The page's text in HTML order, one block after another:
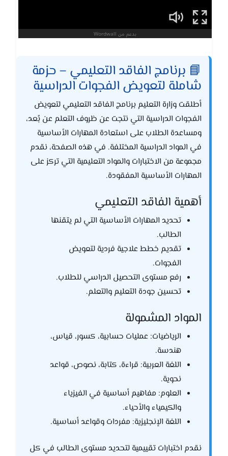
📘 برنامج الفاقد التعليمي – حزمة
شاملة لتعويض الفجوات الدراسية
أطلقت وزارة التعليم برنامج الفاقد التعليمي لتعويض
الفجوات الدراسية التي نتجت عن ظروف التعلم عن بُعد،
ومساعدة الطلاب على استعادة المهارات الأساسية
في المواد الدراسية المختلفة. في هذه الصفحة، نقدم
مجموعة من الاختبارات والمواد التعليمية التي تركز على
المهارات الأساسية المفقودة.
أهمية الفاقد التعليمي
تحديد المهارات الأساسية التي لم يتقنها
الطالب.
تقديم خطط علاجية فردية لتعويض
الفجوات.
رفع مستوى التحصيل الدراسي للطلاب.
تحسين جودة التعليم والتعلم.
المواد المشمولة
الرياضيات: عمليات حسابية، كسور، قياس،
هندسة.
اللغة العربية: قراءة، كتابة، نصوص، قواعد
نحوية.
العلوم: مفاهيم أساسية في الفيزياء
والكيمياء والأحياء.
اللغة الإنجليزية: مفردات وقواعد أساسية.
نقدم اختبارات تقييمية لتحديد مستوى الطالب في كل